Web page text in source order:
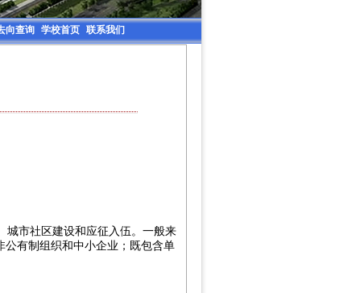
向查询 学校首页 联系我们
城市社区建设和应征入伍。一般来
公有制组织和中小企业；既包含单